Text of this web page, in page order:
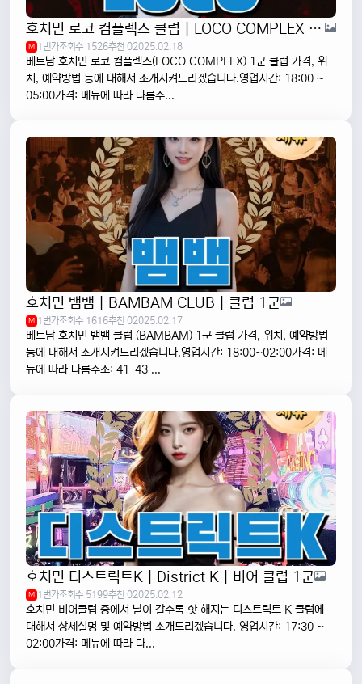
호치민 로코 컴플렉스 클럽 | LOCO COMPLEX | 1군
M 1번가조회수 1526추천 02025.02.18
베트남 호치민 로코 컴플렉스(LOCO COMPLEX) 1군 클럽 가격, 위
치, 예약방법 등에 대해서 소개시켜드리겠습니다.영업시간: 18:00 ~
05:00가격: 메뉴에 따라 다름주...
호치민 뱀뱀 | BAMBAM CLUB | 클럽 1군
M 1번가조회수 1616추천 02025.02.17
베트남 호치민 뱀뱀 클럽 (BAMBAM) 1군 클럽 가격, 위치, 예약방법
등에 대해서 소개시켜드리겠습니다.영업시간: 18:00~02:00가격: 메
뉴에 따라 다름주소: 41-43 ...
호치민 디스트릭트K | District K | 비어 클럽 1군
M 1번가조회수 5199추천 02025.02.12
호치민 비어클럽 중에서 날이 갈수록 핫 해지는 디스트릭트 K 클럽에
대해서 상세설명 및 예약방법 소개드리겠습니다. 영업시간: 17:30 ~
02:00가격: 메뉴에 따라 다...